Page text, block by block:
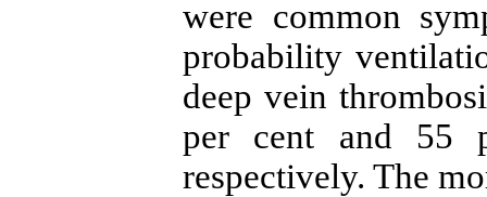
were common
probability
deep vein
per cent and 55
respectively. The